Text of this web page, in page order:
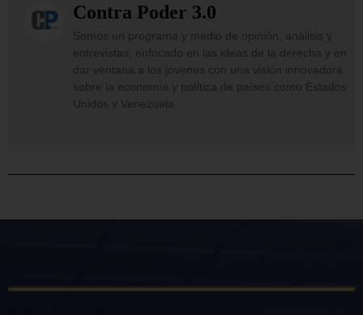
Contra Poder 3.0
Somos un programa y medio de opinión, análisis y
entrevistas, enfocado en las ideas de la derecha y en
dar ventana a los jóvenes con una visión innovadora
sobre la economía y política de países como Estados
Unidos y Venezuela.